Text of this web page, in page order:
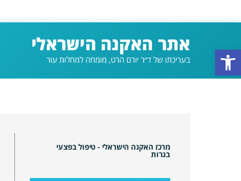
פתח סרגל נגישות
מרכז האקנה הישראלי - טיפול בפצעי
בגרות